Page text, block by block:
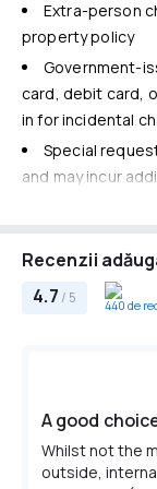
Daily
Room
Internet
Cazare copii
No rollaway/extra
Extra-person
property policy
Government-
card, debit card,
in for incidental
Special
and may incur
Safety
monoxide
security system,
Information
Taxe obligatorii
You'll be asked
Recenzii
4.7 / 5 440 de
A good
Whilst not the
outside,